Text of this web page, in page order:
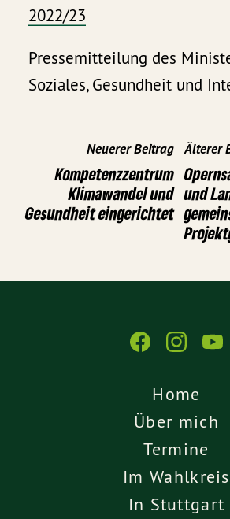
2022/23
Pressemitteilung des
Soziales, Gesundheit und
Neuerer Beitrag
Kompetenzzentrum
Klimawandel und
Gesundheit eingerichtet
Älterer
und
Home
Über mich
Termine
Im Wahlkreis
In Stuttgart